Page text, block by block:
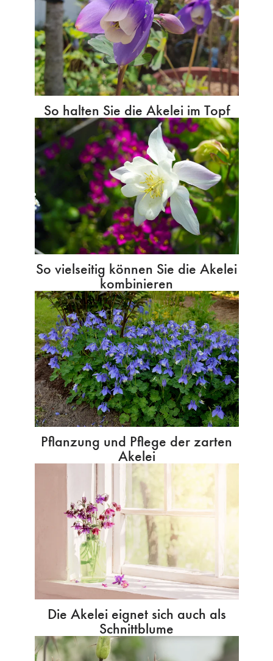
So halten Sie die Akelei im Topf
So vielseitig können Sie die Akelei
kombinieren
Pflanzung und Pflege der zarten
Akelei
Die Akelei eignet sich auch als
Schnittblume